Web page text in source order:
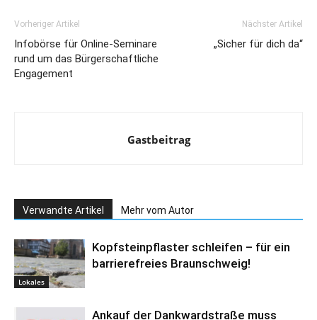
Vorheriger Artikel
Infobörse für Online-Seminare
rund um das Bürgerschaftliche
Engagement
Nächster Artikel
„Sicher für dich da“
Gastbeitrag
Verwandte Artikel Mehr vom Autor
Lokales
Kopfsteinpflaster schleifen – für ein
barrierefreies Braunschweig!
Ankauf der Dankwardstraße muss